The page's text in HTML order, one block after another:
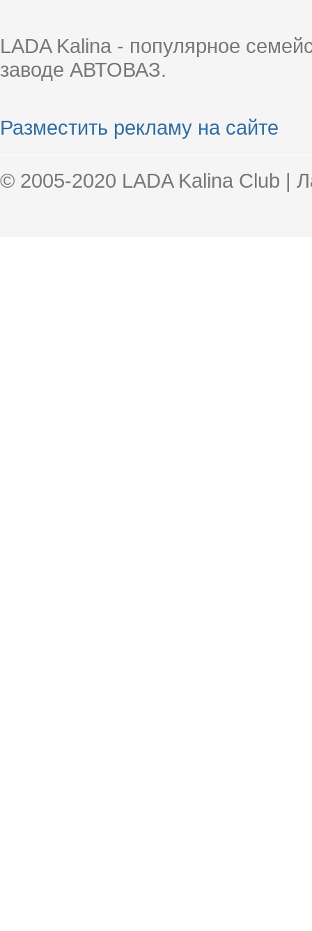
LADA Kalina - популярное
заводе АВТОВАЗ.
Разместить рекламу на сайте
© 2005-2020 LADA Kalina Club |